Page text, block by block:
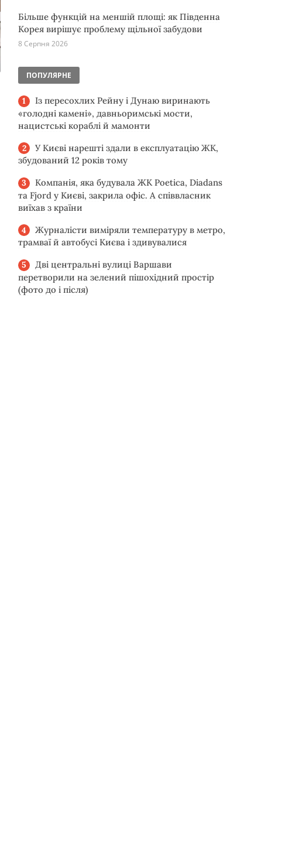
Більше функцій на меншій площі: як Південна
Корея вирішує проблему щільної забудови
8 Серпня 2026
ПОПУЛЯРНЕ
Із пересохлих Рейну і Дунаю виринають
«голодні камені», давньоримські мости,
нацистські кораблі й мамонти
У Києві нарешті здали в експлуатацію ЖК,
збудований 12 років тому
Компанія, яка будувала ЖК Poetica, Diadans
та Fjord у Києві, закрила офіс. А співвласник
виїхав з країни
Журналісти виміряли температуру в метро,
трамваї й автобусі Києва і здивувалися
Дві центральні вулиці Варшави
перетворили на зелений пішохідний простір
(фото до і після)